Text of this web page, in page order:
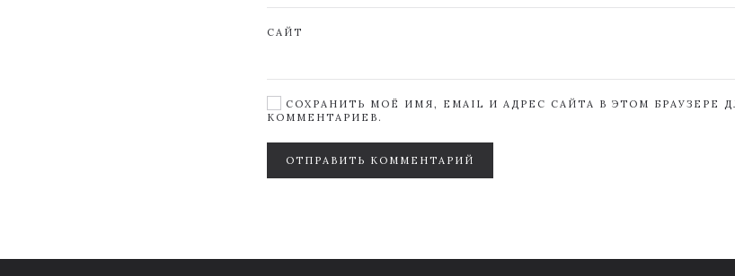
САЙТ
СОХРАНИТЬ МОЁ ИМЯ, EMAIL И АДРЕС САЙТА В ЭТОМ БРАУЗЕРЕ
КОММЕНТАРИЕВ.
ОТПРАВИТЬ КОММЕНТАРИЙ